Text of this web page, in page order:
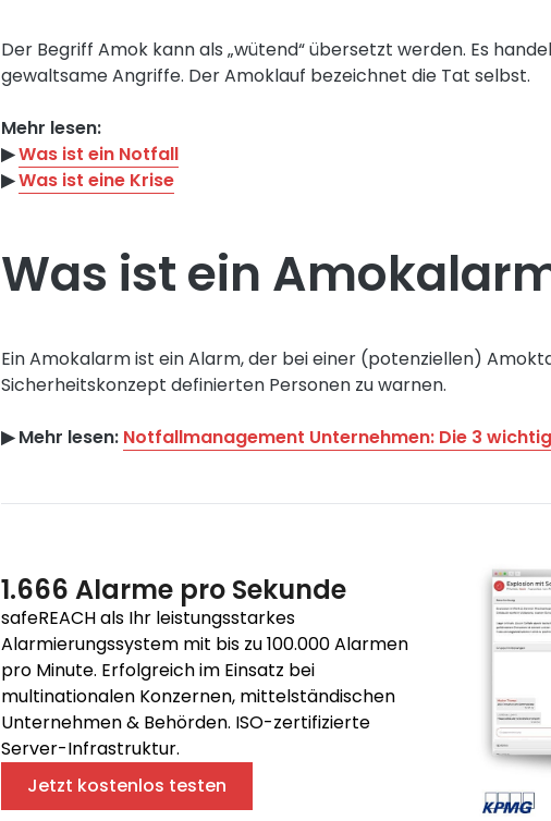
Der Begriff Amok kann als „wütend“ übersetzt werden. Es
gewaltsame Angriffe. Der Amoklauf bezeichnet die Tat selbst.
Mehr lesen:
▶︎Was ist ein Notfall
▶︎Was ist eine Krise
Was ist ein
Ein Amokalarm ist ein Alarm, der bei einer (potenziellen)
Sicherheitskonzept definierten Personen zu warnen.
▶︎ Mehr lesen: Notfallmanagement Unternehmen: Die 3
1.666 Alarme pro Sekunde
safeREACH als Ihr leistungsstarkes
Alarmierungssystem mit bis zu 100.000 Alarmen
pro Minute. Erfolgreich im Einsatz bei
multinationalen Konzernen, mittelständischen
Unternehmen & Behörden. ISO-zertifizierte
Server-Infrastruktur.
Jetzt kostenlos testen